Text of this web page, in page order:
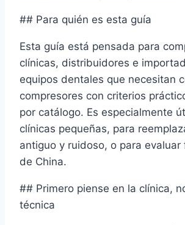
## Para quién es esta guía
Esta guía está pensada para
clínicas, distribuidores e
equipos dentales que necesitan
compresores con criterios
por catálogo. Es especialmente
clínicas pequeñas, para
antiguo y ruidoso, o para evaluar
de China.
## Primero piense en la clínica,
técnica